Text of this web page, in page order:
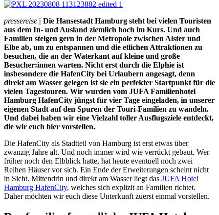
pressereise | Die Hansestadt Hamburg steht bei vielen Touristen
aus dem In- und Ausland ziemlich hoch im Kurs. Und auch
Familien steigen gern in der Metropole zwischen Alster und
Elbe ab, um zu entspannen und die etlichen Attraktionen zu
besuchen, die an der Waterkant auf kleine und große
Besucher:innen warten. Nicht erst durch die Elphie ist
insbesondere die HafenCity bei Urlaubern angesagt, denn
direkt am Wasser gelegen ist sie ein perfekter Startpunkt für die
vielen Tagestouren. Wir wurden vom JUFA Familienhotel
Hamburg HafenCity jüngst für vier Tage eingeladen, in unserer
eigenen Stadt auf den Spuren der Touri-Familien zu wandeln.
Und dabei haben wir eine Vielzahl toller Ausflugsziele entdeckt,
die wir euch hier vorstellen.
Die HafenCity als Stadtteil von Hamburg ist erst etwas über
zwanzig Jahre alt. Und noch immer wird wie verrückt gebaut. Wer
früher noch den Elbblick hatte, hat heute eventuell noch zwei
Reihen Häuser vor sich. Ein Ende der Erweiterungen scheint nicht
in Sicht. Mittendrin und direkt am Wasser liegt das JUFA Hotel
Hamburg HafenCity, welches sich explizit an Familien richtet.
Daher möchten wir euch diese Unterkunft zuerst einmal vorstellen.